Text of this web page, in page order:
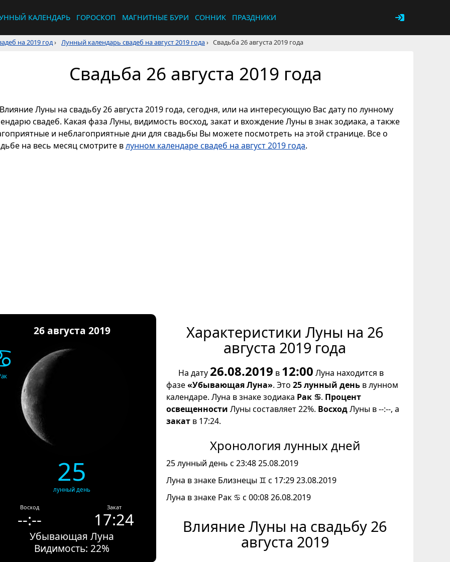
КАЛЕНДАРЬ ГОРОСКОП МАГНИТНЫЕ БУРИ СОННИК ПРАЗДНИКИ
на 2019 год› Лунный календарь свадеб на август 2019 года› Свадьба 26 августа 2019 года
Свадьба 26 августа 2019 года
Влияние Луны на свадьбу 26 августа 2019 года, сегодня, или на интересующую Вас дату по лунному
свадеб. Какая фаза Луны, видимость восход, закат и вхождение Луны в знак зодиака, а также
и неблагоприятные дни для свадьбы Вы можете посмотреть на этой странице. Все о
на весь месяц смотрите влунном календаре свадеб на август 2019 года.
26 августа 2019
25
лунный день
Восход
--:--
Закат
17:24
Убывающая Луна
Видимость: 22%
Характеристики Луны на 26
августа 2019 года
На дату 26.08.2019 в 12:00 Луна находится в
фазе«Убывающая Луна». Это 25 лунный день в лунном
календаре. Луна в знаке зодиака Рак ♋. Процент
освещенности Луны составляет 22%. ВосходЛуны в --:--, а
закат в 17:24.
Хронология лунных дней
25 лунный день с 23:48 25.08.2019
Луна в знаке Близнецы ♊ с 17:29 23.08.2019
Луна в знаке Рак ♋ с 00:08 26.08.2019
Влияние Луны на свадьбу 26
августа 2019